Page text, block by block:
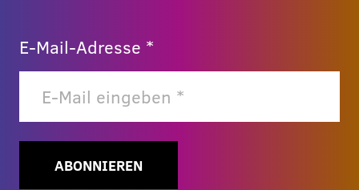
E-Mail-Adresse *
ABONNIEREN